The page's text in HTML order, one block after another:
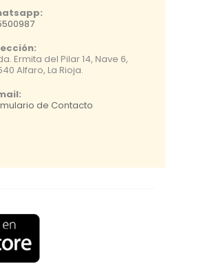
Ermita del Pilar 14, Nave 6,
Alfaro, La Rioja.
de Contacto